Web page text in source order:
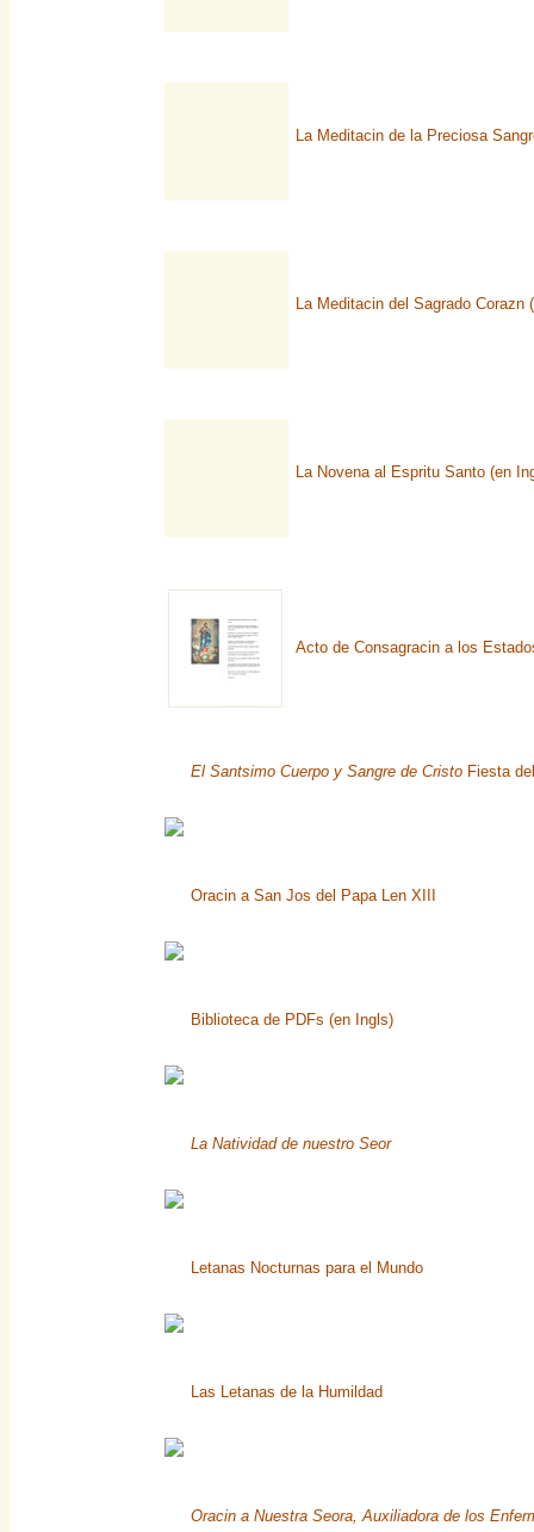
La Meditacin de la Preciosa
La Meditacin del Sagrado Corazn
La Novena al Espritu Santo (en
Acto de Consagracin a los
El Santsimo Cuerpo y Sangre de Cristo Fiesta
Oracin a San Jos del Papa Len XIII
Biblioteca de PDFs (en Ingls)
La Natividad de nuestro Seor
Letanas Nocturnas para el Mundo
Las Letanas de la Humildad
Oracin a Nuestra Seora, Auxiliadora de los